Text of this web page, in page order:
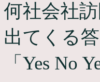
何社会社
出てくる
「Yes No